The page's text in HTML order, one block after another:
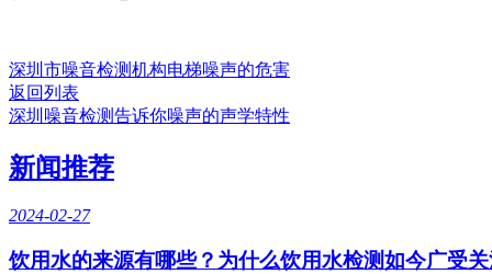
深圳市噪音检测机构电梯噪声的危害
返回列表
深圳噪音检测告诉你噪声的声学特性
新闻推荐
2024-02-27
饮用水的来源有哪些？为什么饮用水检测如今广受